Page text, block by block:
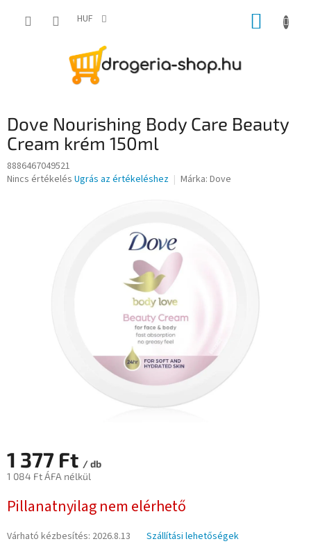
HUF KOSÁR
Dove Nourishing Body Care Beauty
Cream krém 150ml
8886467049521
A
Nincs értékelés Ugrás az értékeléshez Márka: Dove
1 377 Ft / db
1 084 Ft ÁFA nélkül
Pillanatnyilag nem elérhető
Várható kézbesítés: 2026.8.13
Szállítási lehetőségek